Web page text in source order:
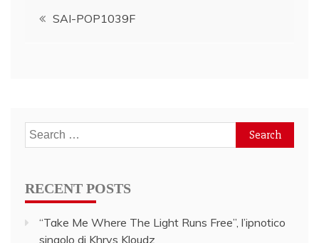
PostSAI-POP1039F
Search
for:
RECENT POSTS
“Take Me Where The Light Runs Free”, l’ipnotico
singolo di Khrys Kloudz